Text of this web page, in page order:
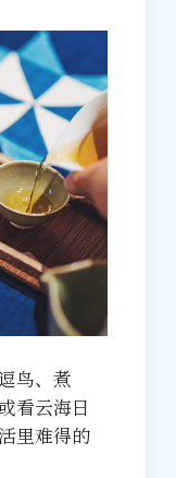
鸟、煮
看云海日
里难得的